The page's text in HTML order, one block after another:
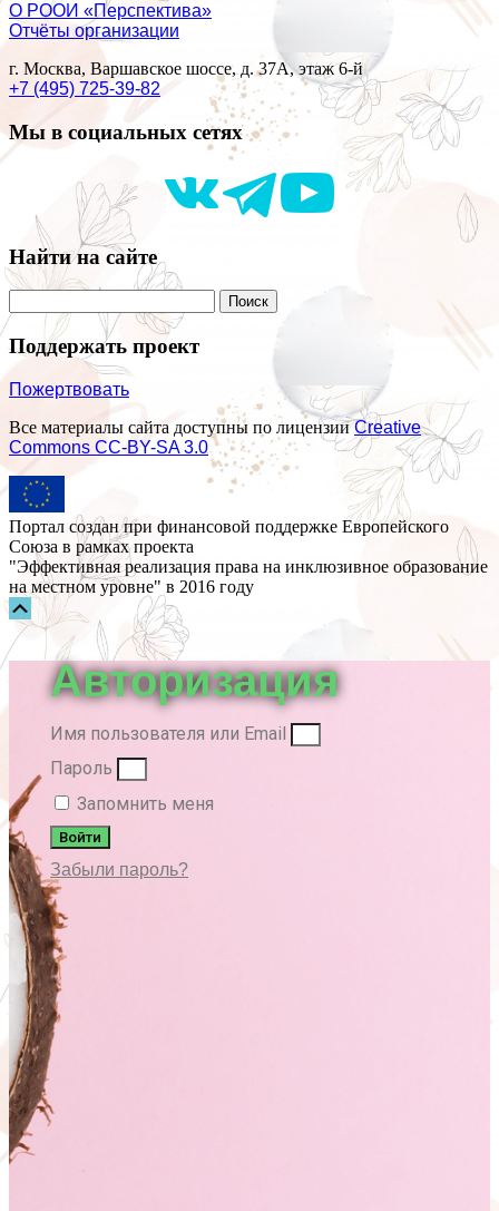
О РООИ «Перспектива»
Отчёты организации
г. Москва, Варшавское шоссе, д. 37А, этаж 6-й
+7 (495) 725-39-82
Мы в социальных сетях
Найти на сайте
Поддержать проект
Пожертвовать
Все материалы сайта доступны по лицензииCreative
Commons СС-BY-SA 3.0
Портал создан при финансовой поддержке Европейского
Союза в рамках проекта
"Эффективная реализация права на инклюзивное образование
на местном уровне" в 2016 году
Прокрутка
вверх
Авторизация
Имя пользователя или Email
Пароль
Запомнить меня
Войти
Забыли пароль?